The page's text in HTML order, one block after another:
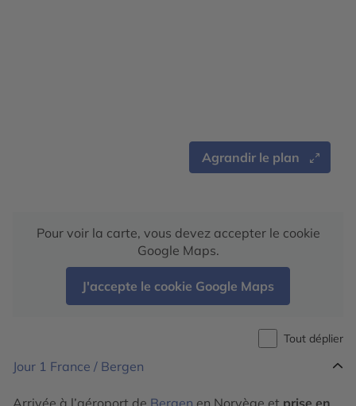
Agrandir le plan
Pour voir la carte, vous devez accepter le cookie
Google Maps.
J'accepte le cookie Google Maps
Tout déplier
Jour 1 France / Bergen
Arrivée à l’aéroport de Bergen en Norvège et prise en